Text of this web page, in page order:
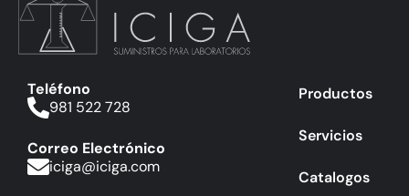
Teléfono
981 522 728
Correo Electrónico
iciga@iciga.com
Productos
Servicios
Catalogos